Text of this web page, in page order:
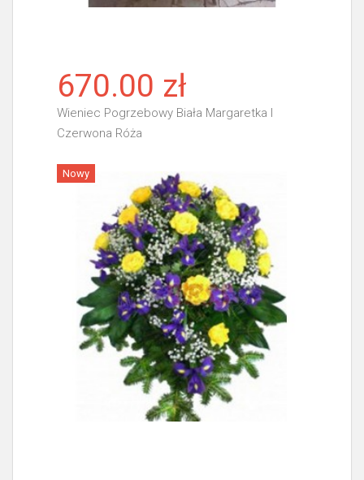
670.00 zł
Wieniec Pogrzebowy Biała Margaretka I
Czerwona Róża
Więcej
Nowy